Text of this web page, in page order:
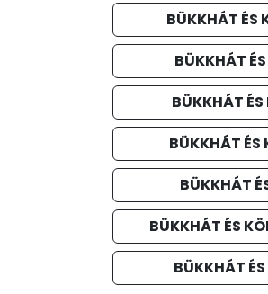
BÜKKHÁT ÉS
BÜKKHÁT
BÜKKHÁT
BÜKKHÁT ÉS
BÜKKHÁT
BÜKKHÁT ÉS
BÜKKHÁT